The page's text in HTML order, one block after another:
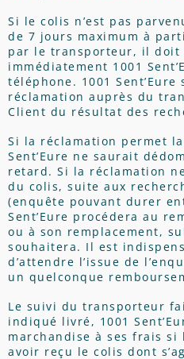
Si le colis n’est pas
de 7 jours maximum à
par le transporteur, il doit
immédiatement 1001
téléphone. 1001 Sent’Eure
réclamation auprès du
Client du résultat des
Si la réclamation permet
Sent’Eure ne saurait
retard. Si la réclamation
du colis, suite aux
(enquête pouvant durer
Sent’Eure procédera au
ou à son remplacement,
souhaitera. Il est
d’attendre l’issue de
un quelconque
Le suivi du transporteur
indiqué livré, 1001
marchandise à ses frais
avoir reçu le colis dont